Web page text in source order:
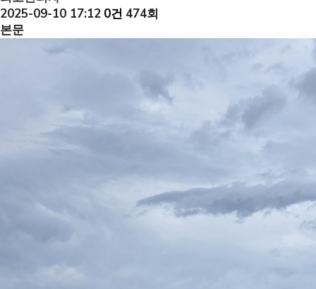
2025-09-10 17:12 0건 474회
본문